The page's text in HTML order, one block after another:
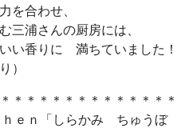
を合わせ、
三浦さんの厨房には、
香りに 満ちていました！
）
＊＊＊＊＊＊＊＊＊＊＊＊＊
ｅｎ「しらかみ ちゅうぼ